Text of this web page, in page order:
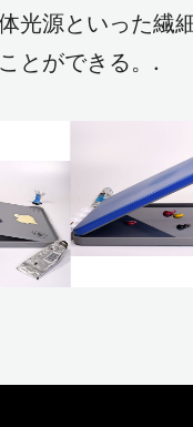
光源といった繊
とができる。.